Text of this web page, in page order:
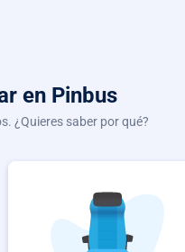
en Pinbus
¿Quieres saber por qué?